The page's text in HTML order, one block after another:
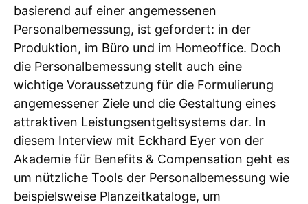
basierend auf einer angemessenen
Personalbemessung, ist gefordert: in der
Produktion, im Büro und im Homeoffice. Doch
die Personalbemessung stellt auch eine
wichtige Voraussetzung für die Formulierung
angemessener Ziele und die Gestaltung eines
attraktiven Leistungsentgeltsystems dar. In
diesem Interview mit Eckhard Eyer von der
Akademie für Benefits & Compensation geht es
um nützliche Tools der Personalbemessung wie
beispielsweise Planzeitkataloge, um